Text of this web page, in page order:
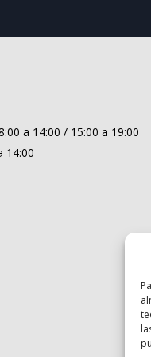
a 14:00 / 15:00 a 19:00
14:00